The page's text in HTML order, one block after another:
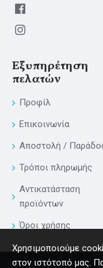
Εξυπηρέτηση
πελατών
Προφίλ
Επικοινωνία
Αποστολή /
Τρόποι πληρωμής
Αντικατάσταση
προϊόντων
Όροι χρήσης
Χρησιμοποιούμε
στον ιστότοπό μας.